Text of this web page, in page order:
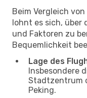
Beim Vergleich
lohnt es sich, über
und Faktoren zu
Bequemlichkeit
Lage des
Insbesondere
Stadtzentrum
Peking.